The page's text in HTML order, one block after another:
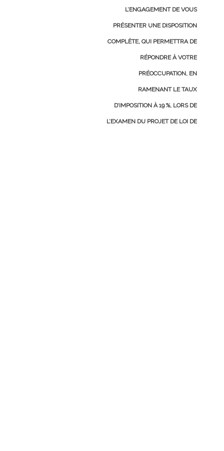
L’ENGAGEMENT DE VOUS
PRÉSENTER UNE DISPOSITION
COMPLÈTE, QUI PERMETTRA DE
RÉPONDRE À VOTRE
PRÉOCCUPATION, EN
RAMENANT LE TAUX
D’IMPOSITION À 19 %, LORS DE
L’EXAMEN DU PROJET DE LOI DE